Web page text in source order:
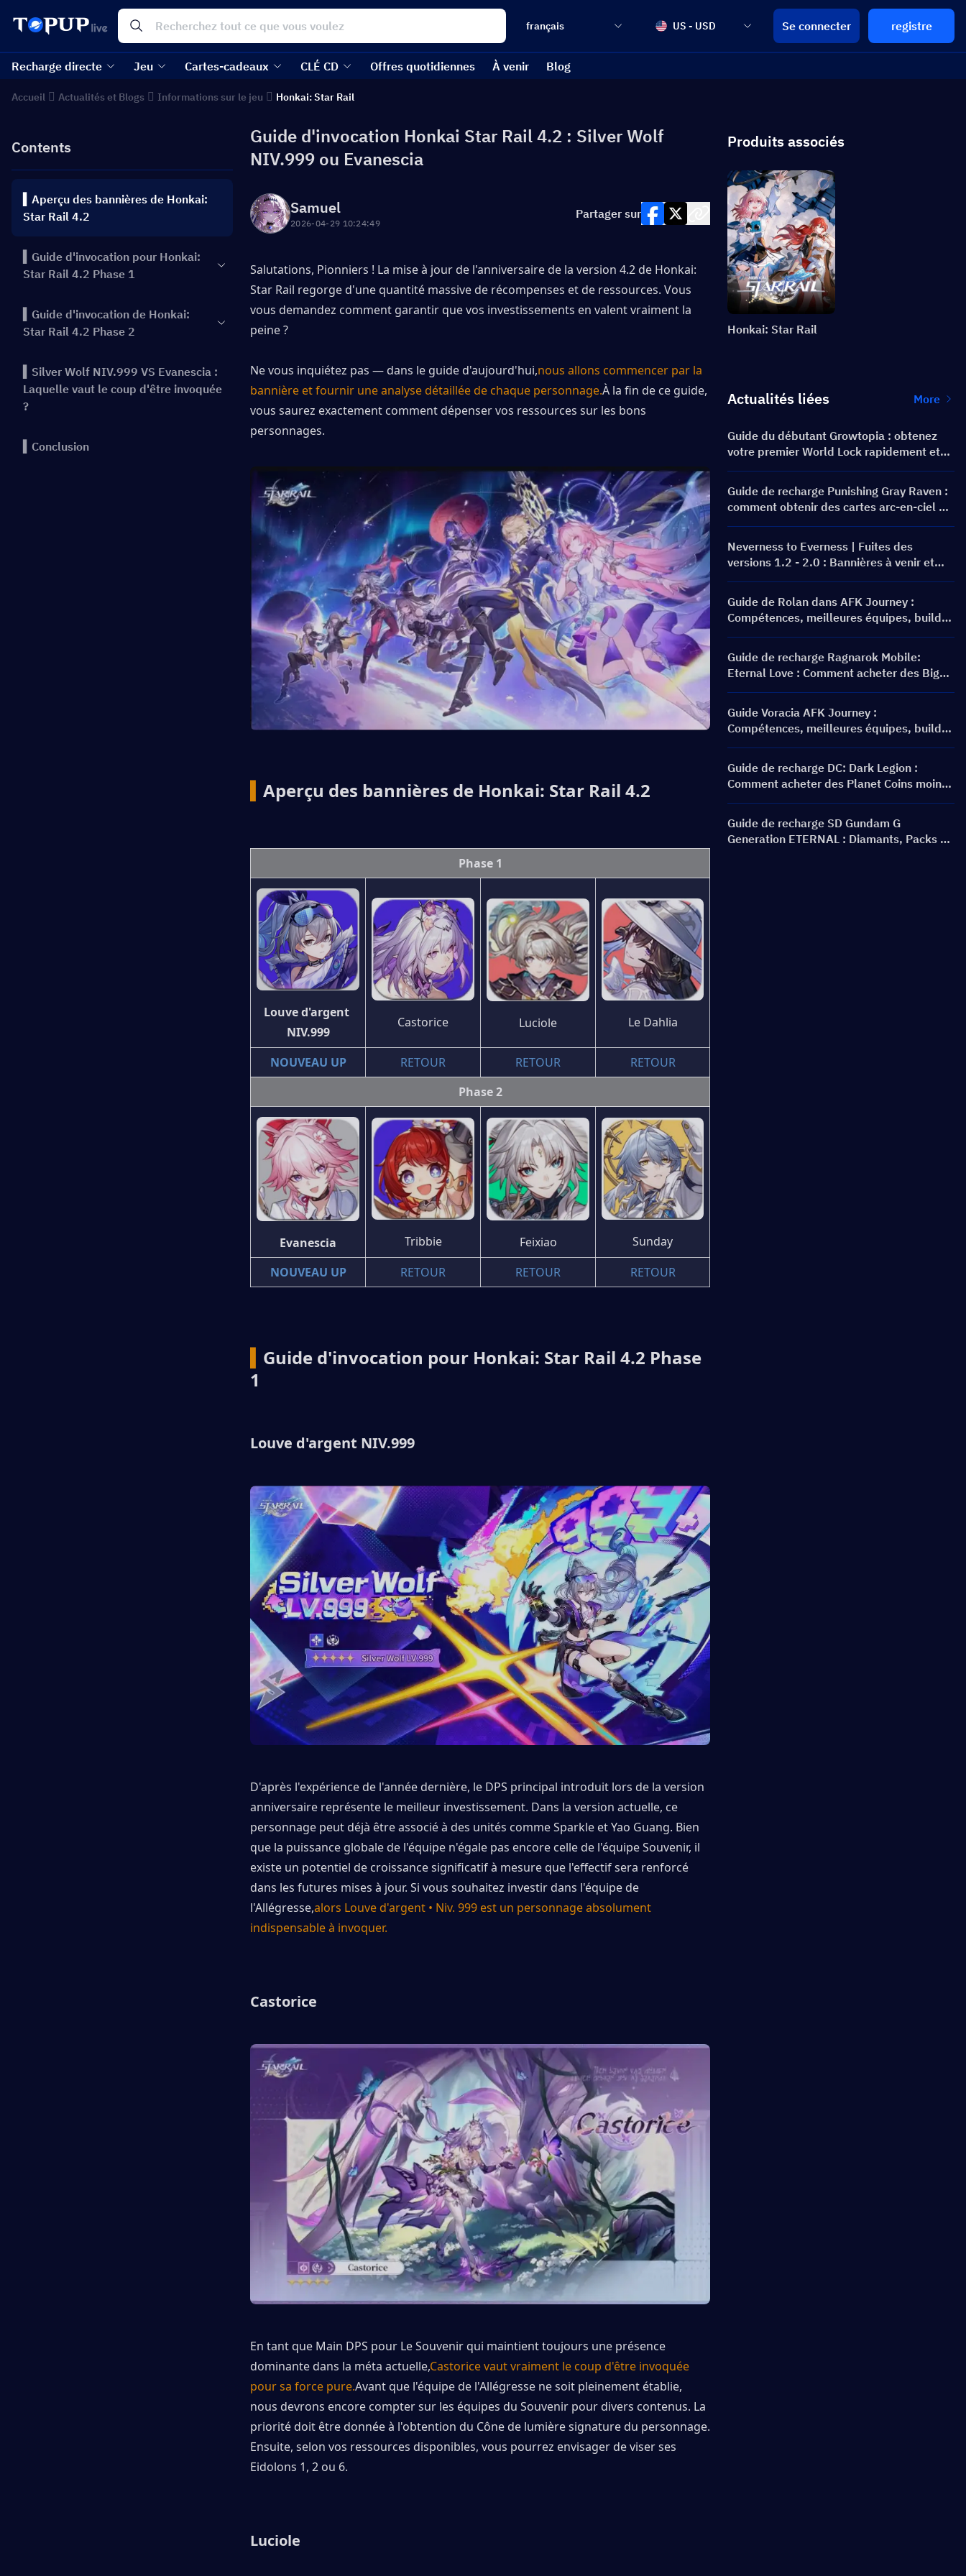
français US - USD Se connecter registre
Recharge directe Jeu Cartes-cadeaux CLÉ CD Offres quotidiennes À venir Blog
Accueil Actualités et Blogs Informations sur le jeu Honkai: Star Rail
Contents
▍Aperçu des bannières de Honkai:
Star Rail 4.2
▍Guide d'invocation pour Honkai:
Star Rail 4.2 Phase 1
▍Guide d'invocation de Honkai:
Star Rail 4.2 Phase 2
▍Silver Wolf NIV.999 VS Evanescia :
Laquelle vaut le coup d'être invoquée
?
▍Conclusion
Guide d'invocation Honkai Star Rail 4.2 : Silver Wolf
NIV.999 ou Evanescia
Samuel
2026-04-29 10:24:49
Partager sur
Salutations, Pionniers ! La mise à jour de l'anniversaire de la version 4.2 de Honkai:
Star Rail regorge d'une quantité massive de récompenses et de ressources. Vous
vous demandez comment garantir que vos investissements en valent vraiment la
peine ?
Ne vous inquiétez pas — dans le guide d'aujourd'hui,nous allons commencer par la
bannière et fournir une analyse détaillée de chaque personnage.À la fin de ce guide,
vous saurez exactement comment dépenser vos ressources sur les bons
personnages.
Aperçu des bannières de Honkai: Star Rail 4.2
Phase 1
Louve d'argent
NIV.999
Castorice Luciole Le Dahlia
NOUVEAU UP RETOUR RETOUR
RETOUR
Phase 2
Evanescia Tribbie Feixiao
Sunday
NOUVEAU UP
RETOUR RETOUR RETOUR
Guide d'invocation pour Honkai: Star Rail 4.2 Phase
1
Louve d'argent NIV.999
D'après l'expérience de l'année dernière, le DPS principal introduit lors de la version
anniversaire représente le meilleur investissement. Dans la version actuelle, ce
personnage peut déjà être associé à des unités comme Sparkle et Yao Guang. Bien
que la puissance globale de l'équipe n'égale pas encore celle de l'équipe Souvenir, il
existe un potentiel de croissance significatif à mesure que l'effectif sera renforcé
dans les futures mises à jour. Si vous souhaitez investir dans l'équipe de
l'Allégresse,alors Louve d'argent • Niv. 999 est un personnage absolument
indispensable à invoquer.
Castorice
En tant que Main DPS pour Le Souvenir qui maintient toujours une présence
dominante dans la méta actuelle,Castorice vaut vraiment le coup d'être invoquée
pour sa force pure.Avant que l'équipe de l'Allégresse ne soit pleinement établie,
nous devrons encore compter sur les équipes du Souvenir pour divers contenus. La
priorité doit être donnée à l'obtention du Cône de lumière signature du personnage.
Ensuite, selon vos ressources disponibles, vous pourrez envisager de viser ses
Eidolons 1, 2 ou 6.
Luciole
Produits associés
Honkai: Star Rail
Actualités liées More
Guide du débutant Growtopia : obtenez
votre premier World Lock rapidement et
en toute sécurité
Guide de recharge Punishing Gray Raven :
comment obtenir des cartes arc-en-ciel au
meilleur prix ?
Neverness to Everness | Fuites des
versions 1.2 - 2.0 : Bannières à venir et
feuille de route !
Guide de Rolan dans AFK Journey :
Compétences, meilleures équipes, build
et faut-il l'invoquer ?
Guide de recharge Ragnarok Mobile:
Eternal Love : Comment acheter des Big
Cat Coins au meilleur prix ?
Guide Voracia AFK Journey :
Compétences, meilleures équipes, build
et faut-il l'invoquer ?
Guide de recharge DC: Dark Legion :
Comment acheter des Planet Coins moins
cher et en toute sécurité
Guide de recharge SD Gundam G
Generation ETERNAL : Diamants, Packs de